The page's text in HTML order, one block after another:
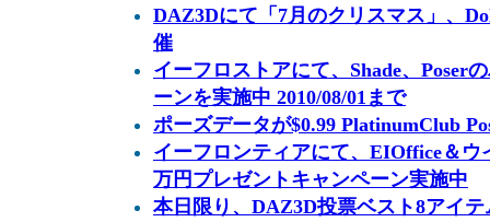
DAZ3Dにて「7月のクリスマス」、
催
イーフロストアにて、Shade、Poser
ーンを実施中 2010/08/01まで
ポーズデータが$0.99 PlatinumClub
イーフロンティアにて、EIOffice＆ウ
万円プレゼントキャンペーン実施中
本日限り、DAZ3D投票ベスト8アイテ